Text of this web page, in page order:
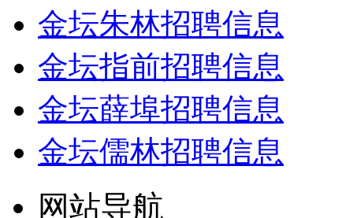
金坛朱林招聘信息
金坛指前招聘信息
金坛薛埠招聘信息
金坛儒林招聘信息
网站导航